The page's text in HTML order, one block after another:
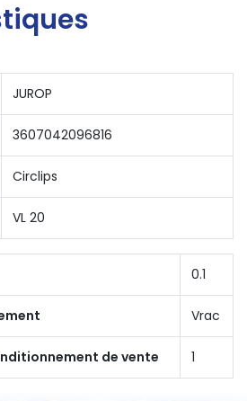
JUROP
3607042096816
Circlips
VL 20
0.1
Vrac
de vente 1